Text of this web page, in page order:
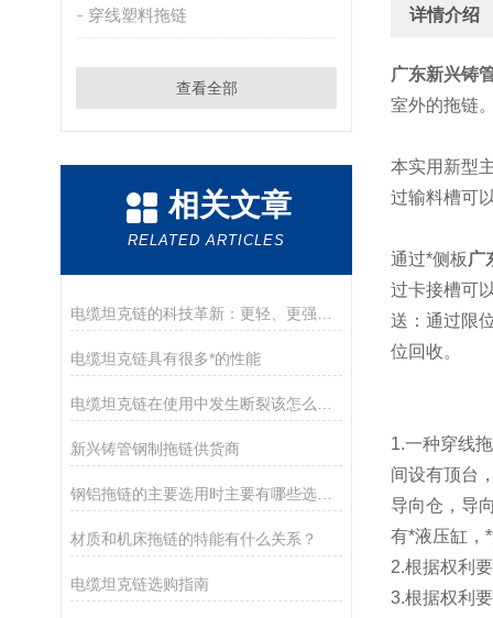
穿线塑料拖链
查看全部
相关文章
RELATED ARTICLES
电缆坦克链具有很多*的性能
新兴铸管钢制拖链供货商
钢铝拖链的主要选用时主要有哪些选用原则？
材质和机床拖链的特能有什么关系？
电缆坦克链选购指南
详情介绍
广东新兴铸
室外的拖链
本实用新型
过输料槽可
通过*侧板 广
过卡接槽可
送：通过限
位回收。
1.一种穿线
间设有顶台
导向仓，导
有*液压缸，
2.根据权利
3.根据权利